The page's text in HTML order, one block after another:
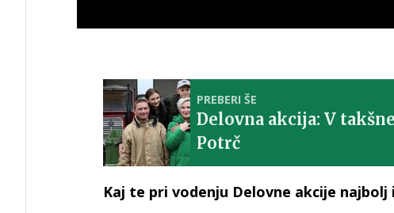
PREBERI ŠE
Delovna akcija: V
Potrč
Kaj te pri vodenju Delovne akcije najbolj